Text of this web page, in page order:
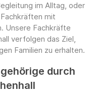
im Alltag, oder
mit
Unsere Fachkräfte
verfolgen das Ziel,
Familien zu erhalten.
durch